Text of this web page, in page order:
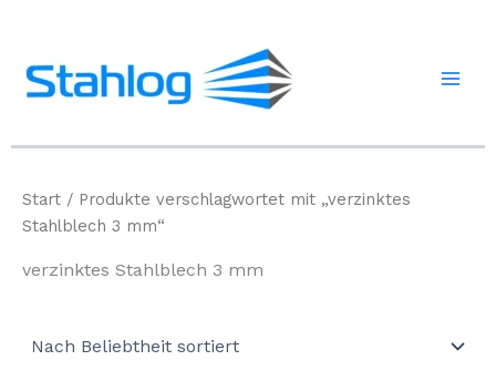
springen
Start / Produkte verschlagwortet mit „verzinktes
Stahlblech 3 mm“
verzinktes Stahlblech 3 mm